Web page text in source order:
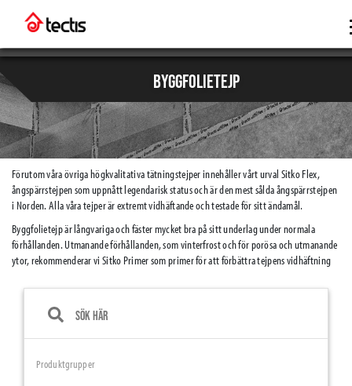
BYGGFOLIETEJP
Förutom våra övriga högkvalitativa tätningstejper innehåller vårt urval Sitko Flex,
ångspärrstejpen som uppnått legendarisk status och är den mest sålda ångspärrstejpen
i Norden. Alla våra tejper är extremt vidhäftande och testade för sitt ändamål.
Byggfolietejp är långvariga och fäster mycket bra på sitt underlag under normala
förhållanden. Utmanande förhållanden, som vinterfrost och för porösa och utmanande
ytor, rekommenderar vi Sitko Primer som primer för att förbättra tejpens vidhäftning
Produktgrupper